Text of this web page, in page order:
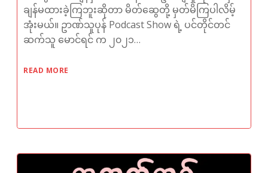
ချန်မထားခဲ့ကြဘူးဆိုတာ မိတ်ဆွေတို့ မှတ်မိကြပါလိမ့်
အုံးမယ်။ ဥာဏ်သူပုန် Podcast Show ရဲ့ ပင်တိုင်တင်
ဆက်သူ မောင်ရင် က ၂၀၂၁…
READ MORE